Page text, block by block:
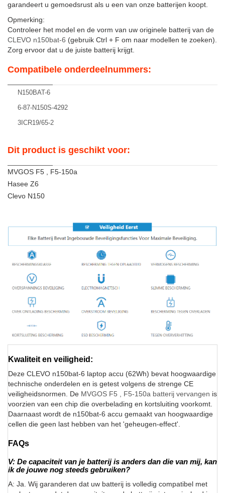
garandeert u gemoedsrust als u een van onze batterijen koopt.
Opmerking:
Controleer het model en de vorm van uw originele batterij van de
CLEVO n150bat-6 (gebruik Ctrl + F om naar modellen te zoeken).
Zorg ervoor dat u de juiste batterij krijgt.
Compatibele onderdeelnummers:
N150BAT-6
6-87-N150S-4292
3ICR19/65-2
Dit product is geschikt voor:
MVGOS F5 , F5-150a
Hasee Z6
Clevo N150
Kwaliteit en veiligheid:
Deze CLEVO n150bat-6 laptop accu (62Wh) bevat hoogwaardige
technische onderdelen en is getest volgens de strenge CE
veiligheidsnormen. De MVGOS F5 , F5-150a batterij vervangen is
voorzien van een chip die overbelading en kortsluiting voorkomt.
Daarnaast wordt de n150bat-6 accu gemaakt van hoogwaardige
cellen die geen last hebben van het 'geheugen-effect'.
FAQs
V: De capaciteit van je batterij is anders dan die van mij, kan
ik de jouwe nog steeds gebruiken?
A: Ja. Wij garanderen dat uw batterij is volledig compatibel met